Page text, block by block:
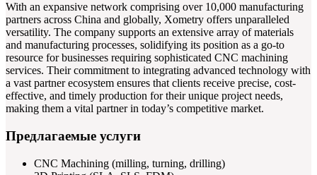
With an expansive network comprising over 10,000 manufacturing
partners across China and globally, Xometry offers unparalleled
versatility. The company supports an extensive array of materials
and manufacturing processes, solidifying its position as a go-to
resource for businesses requiring sophisticated CNC machining
services. Their commitment to integrating advanced technology with
a vast partner ecosystem ensures that clients receive precise, cost-
effective, and timely production for their unique project needs,
making them a vital partner in today’s competitive market.
Предлагаемые услуги
CNC Machining (milling, turning, drilling)